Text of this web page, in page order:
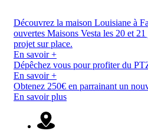
Découvrez la maison Louisiane à
ouvertes Maisons Vesta les 20 et
projet sur place.
En savoir +
Dépêchez vous pour profiter du
En savoir +
Obtenez 250€ en parrainant un
En savoir plus